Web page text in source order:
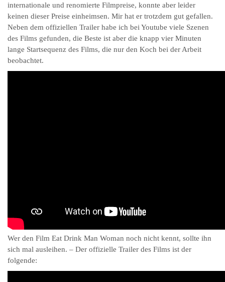
internationale und renomierte Filmpreise, konnte aber leider
keinen dieser Preise einheimsen. Mir hat er trotzdem gut gefallen.
Neben dem offiziellen Trailer habe ich bei Youtube viele Szenen
des Films gefunden, die Beste ist aber die knapp vier Minuten
lange Startsequenz des Films, die nur den Koch bei der Arbeit
beobachtet.
Wer den Film Eat Drink Man Woman noch nicht kennt, sollte ihn
sich mal ausleihen. – Der offizielle Trailer des Films ist der
folgende: